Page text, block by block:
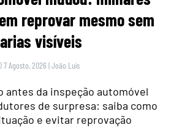
reprovar mesmo sem
visíveis
7 Agosto, 2026 |João Luís
antes da inspeção automóvel
de surpresa: saiba como
e evitar reprovação